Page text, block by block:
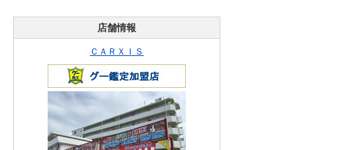
店舗情報
ＣＡＲＸＩＳ